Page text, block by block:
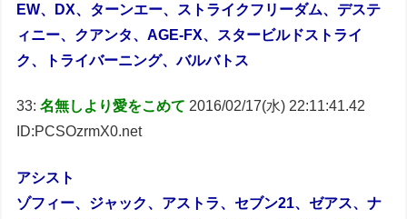
EW、DX、ターンエー、ストライクフリーダム、デステ
ィニー、クアンタ、AGE-FX、スタービルドストライ
ク、トライバーニング、バルバトス
33:名無しより愛をこめて 2016/02/17(水) 22:11:41.42
ID:PCSOzrmX0.net
アシスト
ゾフィー、ジャック、アストラ、セブン21、ゼアス、ナ